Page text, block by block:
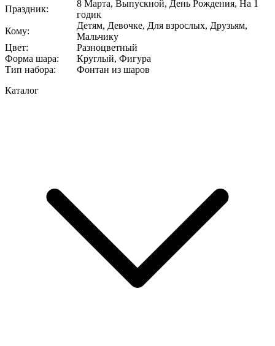
Праздник:
8 Марта, Выпускной, День Рождения, На 1
годик
Кому:
Детям, Девочке, Для взрослых, Друзьям,
Мальчику
Цвет:
Разноцветный
Форма шара:
Круглый, Фигура
Тип набора:
Фонтан из шаров
Каталог